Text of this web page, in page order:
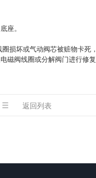
座。
坏或气动阀芯被赃物卡死
阀线圈或分解阀门进行修
返回列表